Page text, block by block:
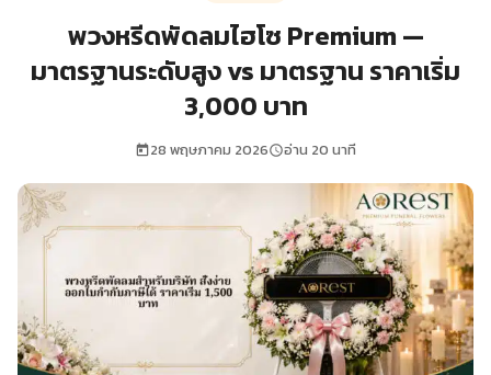
พวงหรีดพัดลมไฮโซ Premium —
มาตรฐานระดับสูง vs มาตรฐาน ราคาเริ่ม
3,000 บาท
28 พฤษภาคม 2026 อ่าน 20 นาที